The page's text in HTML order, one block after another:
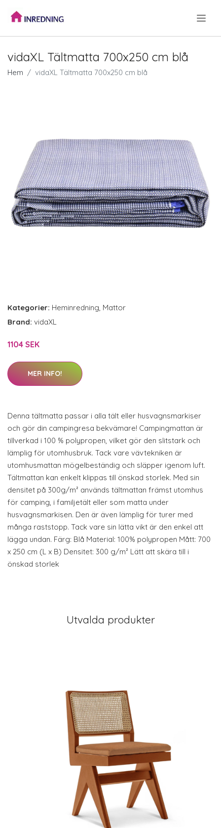
vidaXL Tältmatta 700x250 cm blå
Hem vidaXL Tältmatta 700x250 cm blå
Kategorier: Heminredning, Mattor
Brand: vidaXL
1104 SEK
MER INFO!
Denna tältmatta passar i alla tält eller husvagnsmarkiser
och gör din campingresa bekvämare! Campingmattan är
tillverkad i 100 % polypropen, vilket gör den slitstark och
lämplig för utomhusbruk. Tack vare vävtekniken är
utomhusmattan mögelbeständig och släpper igenom luft.
Tältmattan kan enkelt klippas till önskad storlek. Med sin
densitet på 300g/m² används tältmattan främst utomhus
för camping, i familjetält eller som matta under
husvagnsmarkisen. Den är även lämplig för turer med
många raststopp. Tack vare sin lätta vikt är den enkel att
lägga undan. Färg: Blå Material: 100% polypropen Mått: 700
x 250 cm (L x B) Densitet: 300 g/m² Lätt att skära till i
önskad storlek
Utvalda produkter